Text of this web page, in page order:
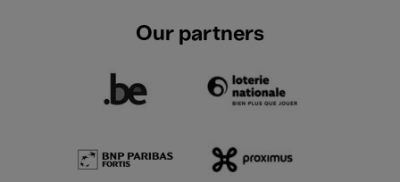
Our partners